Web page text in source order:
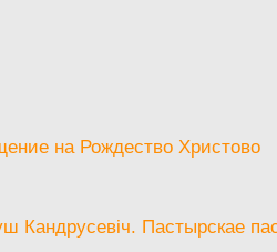
на Рождество Христово
Кандрусевіч. Пастырскае